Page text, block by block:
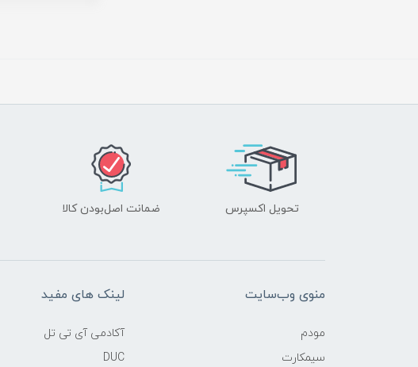
تحویل اکسپرس ضمانت اصل‌بودن کالا
منوی وب‌سایت
مودم
سیمکارت
لینک های مفید
آکادمی آی تی تل
DUC